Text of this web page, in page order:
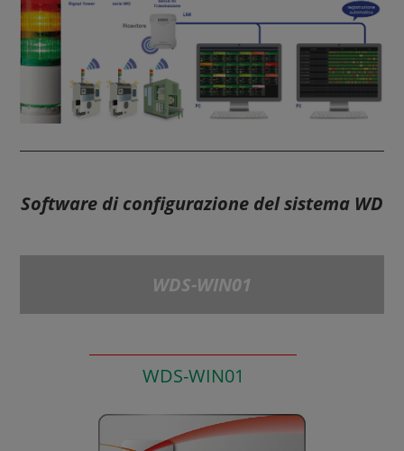
Software di configurazione del sistema WD
WDS-WIN01
WDS-WIN01